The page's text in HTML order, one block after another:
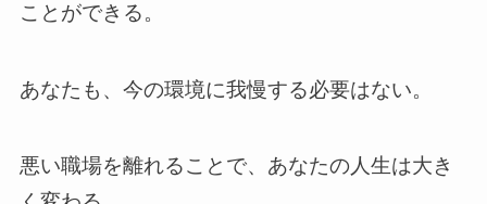
ことができる。
あなたも、今の環境に我慢する必要はない。
悪い職場を離れることで、あなたの人生は大き